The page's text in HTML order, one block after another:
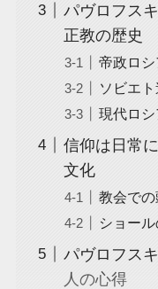
パヴロフス
正教の歴史
帝政ロ
ソビエ
現代ロ
信仰は日常
文化
教会で
ショー
パヴロフス
人の心得